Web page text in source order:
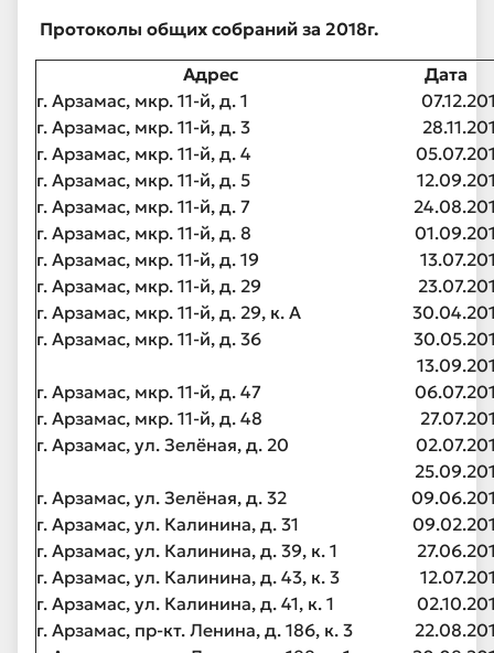
Протоколы общих собраний за 2018г.
Адрес
Дата
г. Арзамас, мкр. 11-й, д. 1
г. Арзамас, мкр. 11-й, д. 3
г. Арзамас, мкр. 11-й, д. 4
г. Арзамас, мкр. 11-й, д. 5
г. Арзамас, мкр. 11-й, д. 7
г. Арзамас, мкр. 11-й, д. 8
г. Арзамас, мкр. 11-й, д. 19
г. Арзамас, мкр. 11-й, д. 29
г. Арзамас, мкр. 11-й, д. 29, к. А
г. Арзамас, мкр. 11-й, д. 36
г. Арзамас, мкр. 11-й, д. 47
г. Арзамас, мкр. 11-й, д. 48
г. Арзамас, ул. Зелёная, д. 20
г. Арзамас, ул. Зелёная, д. 32
г. Арзамас, ул. Калинина, д. 31
г. Арзамас, ул. Калинина, д. 39, к. 1
г. Арзамас, ул. Калинина, д. 43, к. 3
г. Арзамас, ул. Калинина, д. 41, к. 1
г. Арзамас, пр-кт. Ленина, д. 186, к. 3